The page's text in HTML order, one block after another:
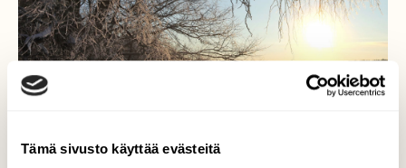
Tämä sivusto käyttää evästeitä